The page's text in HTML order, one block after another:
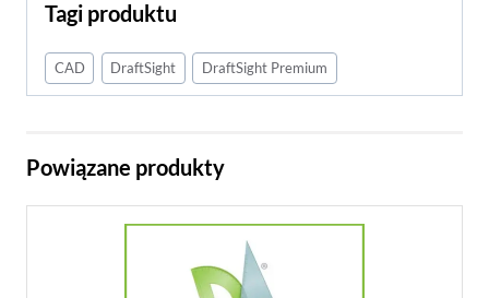
Tagi produktu
CAD DraftSight DraftSight Premium
Powiązane produkty